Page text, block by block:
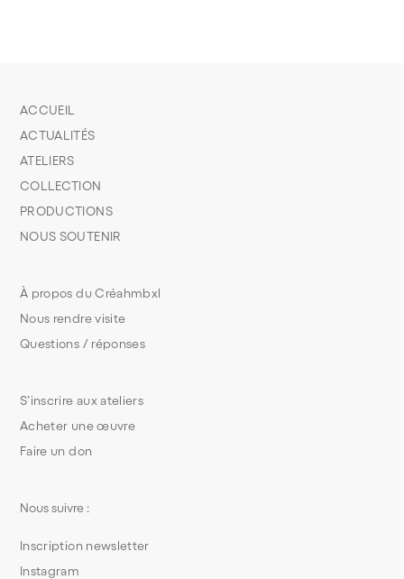
S’inscrire aux ateliers
Acheter une œuvre
Faire un don
À propos du Créahmbxl
Nous rendre visite
Questions / réponses
ACCUEIL
ACTUALITÉS
ATELIERS
COLLECTION
PRODUCTIONS
NOUS SOUTENIR
Nous suivre :
Inscription newsletter
Instagram